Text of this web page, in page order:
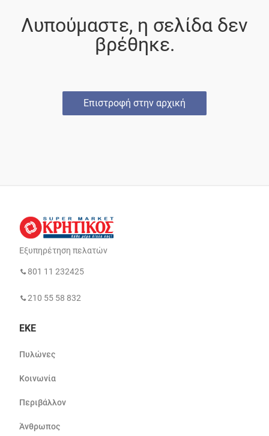
Λυπούμαστε, η σελίδα δεν
βρέθηκε.
Επιστροφή στην αρχική
Εξυπηρέτηση πελατών
801 11 232425
210 55 58 832
ΕΚΕ
Πυλώνες
Κοινωνία
Περιβάλλον
Άνθρωπος